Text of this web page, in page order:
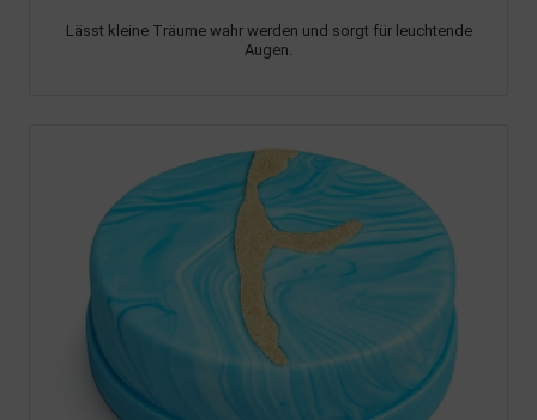
Lässt kleine Träume wahr werden und sorgt für leuchtende
Augen.